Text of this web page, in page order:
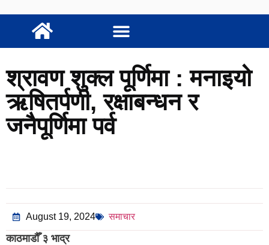
श्रावण शुक्ल पूर्णिमा : मनाइयो
ऋषितर्पणी, रक्षाबन्धन र
जनैपूर्णिमा पर्व
August 19, 2024 समाचार
काठमाडौँ ३ भाद्र